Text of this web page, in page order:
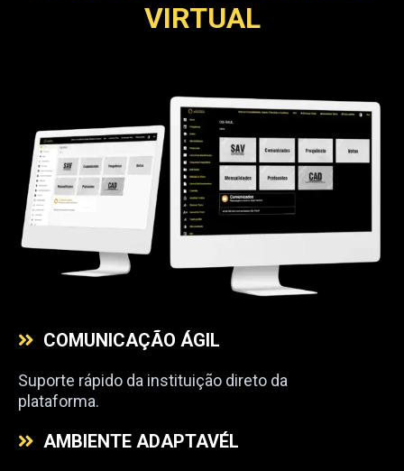
VIRTUAL
COMUNICAÇÃO ÁGIL
Suporte rápido da instituiç​ão direto da
plataforma.
AMBIENTE ADAPTAVÉL